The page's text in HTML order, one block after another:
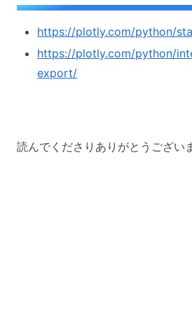
https://plotly.com/python/
https://plotly.com/python/
export/
読んでくださりありがとうござい